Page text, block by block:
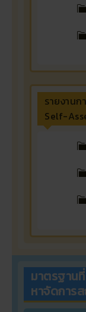
รายงานก
Self-
มาตรฐาน
หาจัดการ